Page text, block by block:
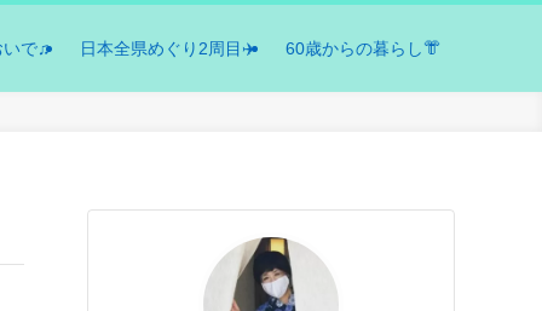
いで♫ 日本全県めぐり2周目✈️ 60歳からの暮らし👘